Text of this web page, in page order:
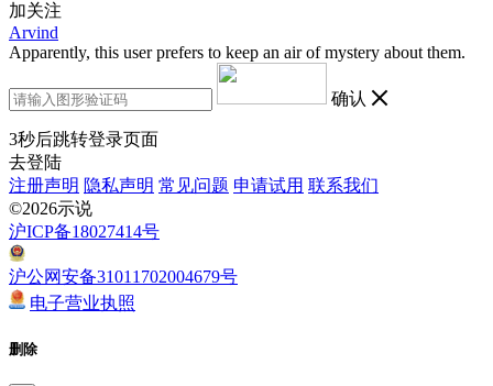
加关注
Arvind
Apparently, this user prefers to keep an air of mystery about them.
确认
3秒后跳转登录页面
去登陆
注册声明 隐私声明 常见问题 申请试用 联系我们
©2026示说
沪ICP备18027414号
沪公网安备31011702004679号
电子营业执照
删除